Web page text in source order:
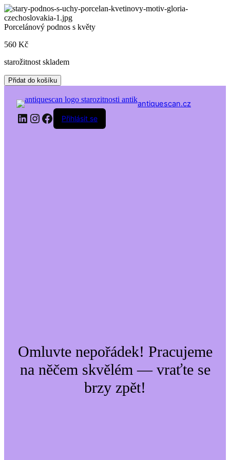
Skip
to
content
Porcelánový podnos s květy
560 Kč
starožitnost skladem
Porcelánový
podnos
květy
množství
Přidat do košíku
antiquescan.cz
LinkedIn
Instagram
Facebook
Přihlásit se
Omluvte nepořádek! Pracujeme
na něčem skvělém — vraťte se
brzy zpět!